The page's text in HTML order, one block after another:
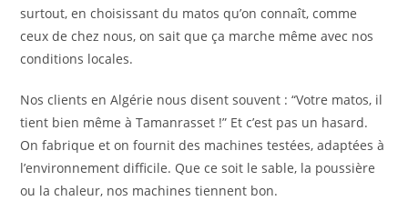
surtout, en choisissant du matos qu’on connaît, comme
ceux de chez nous, on sait que ça marche même avec nos
conditions locales.
Nos clients en Algérie nous disent souvent : “Votre matos, il
tient bien même à Tamanrasset !” Et c’est pas un hasard.
On fabrique et on fournit des machines testées, adaptées à
l’environnement difficile. Que ce soit le sable, la poussière
ou la chaleur, nos machines tiennent bon.